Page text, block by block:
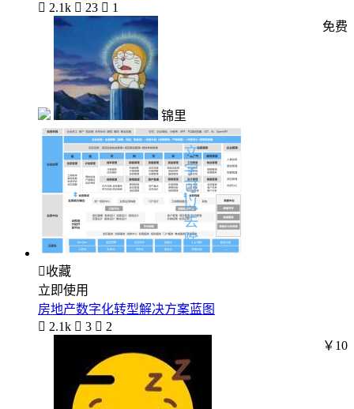
 2.1k  23  1
锦里
免费
收藏
立即使用
房地产数字化转型解决方案蓝图
 2.1k  3  2
￥10